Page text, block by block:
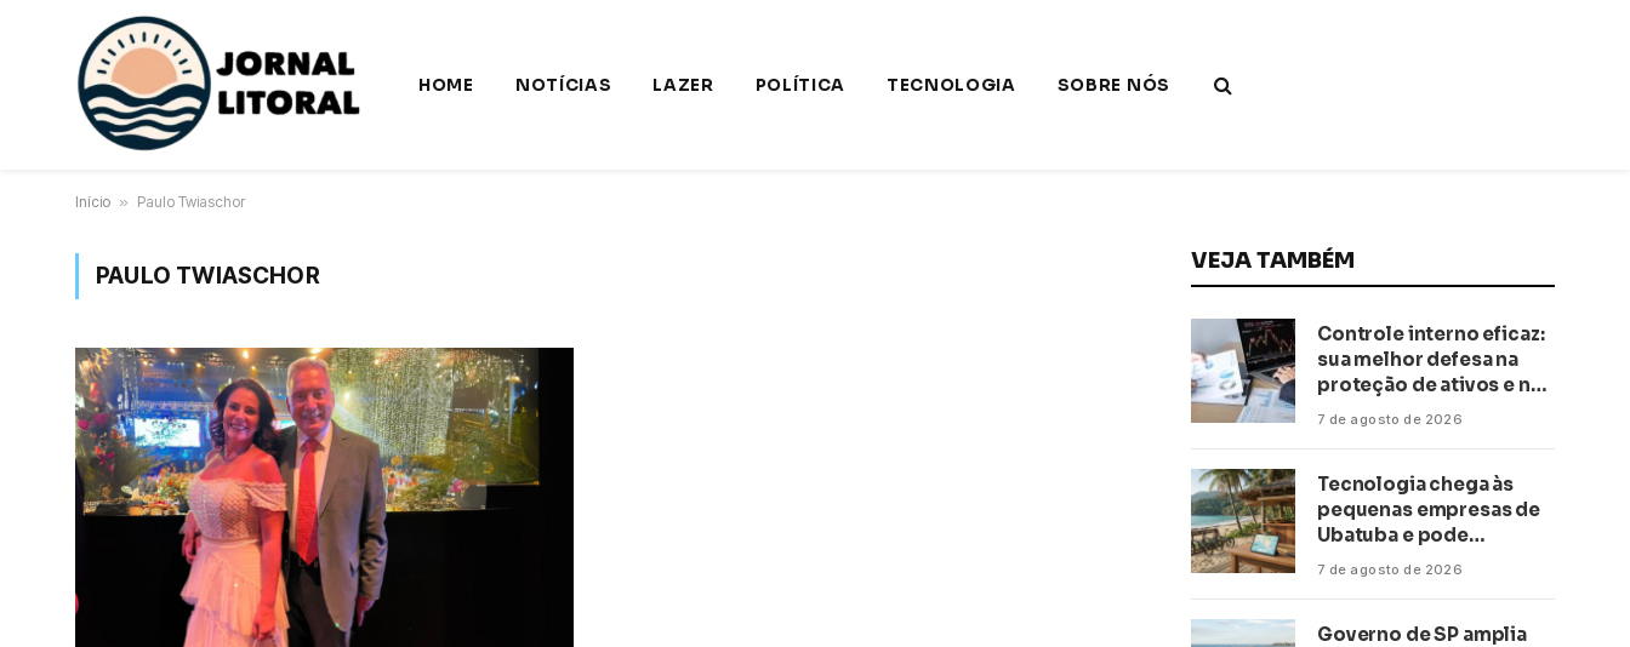
HOME NOTÍCIAS LAZER POLÍTICA TECNOLOGIA SOBRE NÓS
Início » Paulo Twiaschor
PAULO TWIASCHOR
VEJA TAMBÉM
Controle interno eficaz:
sua melhor defesa na
proteção de ativos e na
saúde financeira!
7 de agosto de 2026
Tecnologia chega às
pequenas empresas de
Ubatuba e pode
transformar negócios
7 de agosto de 2026
Governo de SP amplia